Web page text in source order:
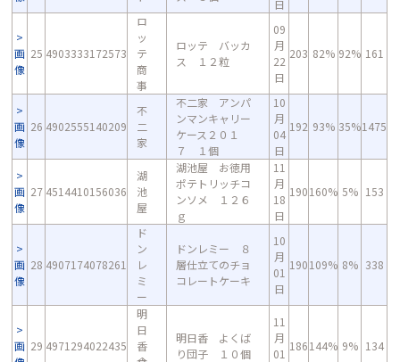
日
画
像
25 4903333172573
ロ
ッ
テ
商
事
ロッテ バッカ
ス １２粒
09
月
22
日
203 82% 92% 161
画
像
26 4902555140209
不
二
家
不二家 アンパ
ンマンキャリー
ケース２０１
７ １個
10
月
04
日
192 93% 35%1475
画
像
27 4514410156036
湖
池
屋
湖池屋 お徳用
ポテトリッチコ
ンソメ １２６
ｇ
11
月
18
日
190160% 5% 153
画
像
28 4907174078261
ド
ン
レ
ミ
ー
ドンレミー ８
層仕立てのチョ
コレートケーキ
10
月
01
日
190109% 8% 338
画 29 4971294022435
明
日
香
明日香 よくば
り団子 １０個
11
月
01
186144% 9% 134